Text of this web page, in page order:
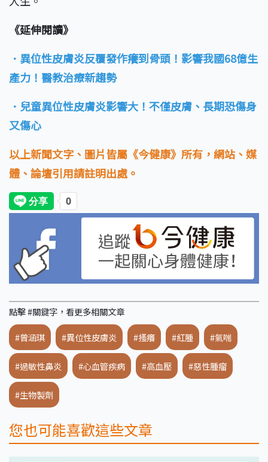
《延伸閱讀》
．異位性皮膚炎反覆發作癢到骨頭！影響我國68億生
產力！醫教治療新趨勢
．兒童異位性皮膚炎影響大！不僅皮膚、長期恐傷身
又傷心
以上新聞文字、圖片皆屬《今健康》所有，網站、媒
體、論壇引用請註明出處。
點擊 #關鍵字，看更多相關文章
#曾涵琪 #異位性皮膚炎 #搔癢 #紅腫 #氣喘
#過敏性鼻炎 #心血管疾病 #高血壓 #惡性腫瘤
#生物製劑
您也可能喜歡這些文章